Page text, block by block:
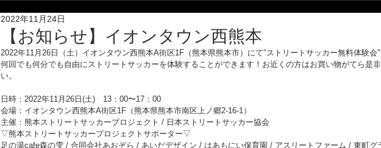
【お知らせ】イオンタウン西熊本
2022年11月24日
2022年11月26日（土）イオンタウン西熊本A街区1F（熊本県熊本市）にて"ストリートサッカー無料体験会"
何回でも何分でも自由にストリートサッカーを体験することができます！お近くの方はお買い物がてら是
い。
日時：2022年11月26日(土)　13：00〜17：00
会場：イオンタウン西熊本A街区1F（熊本県熊本市南区上ノ郷2-16-1）
主催：熊本ストリートサッカープロジェクト / 日本ストリートサッカー協会
▽熊本ストリートサッカープロジェクトサポーター▽
足の湯cafe森の雫 / 合同会社あおぞら / あいだデザイン / はあもにい保育園 / アスリートファーム / 東町グ